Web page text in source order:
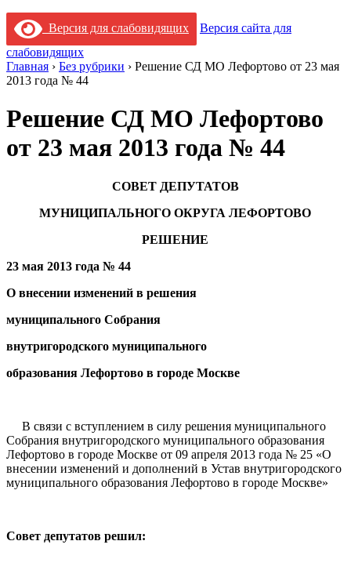
Версия для слабовидящих
Версия сайта для
слабовидящих
Главная › Без рубрики › Решение СД МО Лефортово от 23 мая
2013 года № 44
Решение СД МО Лефортово
от 23 мая 2013 года № 44
СОВЕТ ДЕПУТАТОВ
МУНИЦИПАЛЬНОГО ОКРУГА ЛЕФОРТОВО
РЕШЕНИЕ
23 мая 2013 года № 44
О внесении изменений в решения
муниципального Собрания
внутригородского муниципального
образования Лефортово в городе Москве
В связи с вступлением в силу решения муниципального
Собрания внутригородского муниципального образования
Лефортово в городе Москве от 09 апреля 2013 года № 25 «О
внесении изменений и дополнений в Устав внутригородского
муниципального образования Лефортово в городе Москве»
Совет депутатов решил: